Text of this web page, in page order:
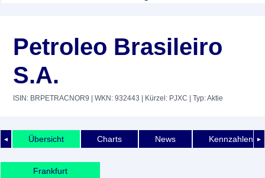
Petroleo Brasileiro
S.A.
ISIN: BRPETRACNOR9 | WKN: 932443 | Kürzel: PJXC | Typ: Aktie
◄ ►
Übersicht Charts News Kennzahlen
Frankfurt